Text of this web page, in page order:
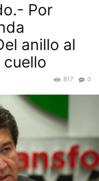
Por
anillo al
cuello
0
817